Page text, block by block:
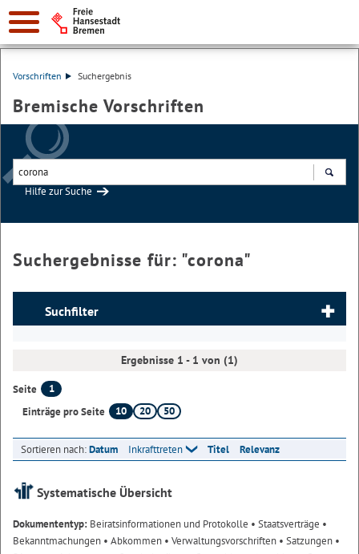
Vorschriften Suchergebnis
Bremische Vorschriften
Hilfe zur Suche
Suchergebnisse für: "corona"
Suchfilter
Ergebnisse 1 - 1 von (1)
Seite
1
Einträge pro Seite
10 20 50
Sortieren nach:Datum Inkrafttreten Titel Relevanz
Systematische Übersicht
Dokumententyp: Beiratsinformationen und Protokolle • Staatsverträge •
Bekanntmachungen • Abkommen • Verwaltungsvorschriften • Satzungen •